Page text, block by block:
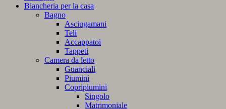
Biancheria per la casa
Bagno
Asciugamani
Teli
Accappatoi
Tappeti
Camera da letto
Guanciali
Piumini
Copripiumini
Singolo
Matrimoniale